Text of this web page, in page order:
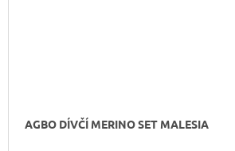
AGBO DÍVČÍ MERINO SET MALESIA